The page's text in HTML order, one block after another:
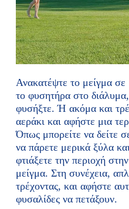
Ανακατέψτε το μείγμα
το φυσητήρα στο
φυσήξτε. Ή ακόμα και
αεράκι και αφήστε μια
Όπως μπορείτε να δείτε
να πάρετε μερικά ξύλα
φτιάξετε την περιοχή
μείγμα. Στη συνέχεια,
τρέχοντας, και αφήστε
φυσαλίδες να πετάξουν.